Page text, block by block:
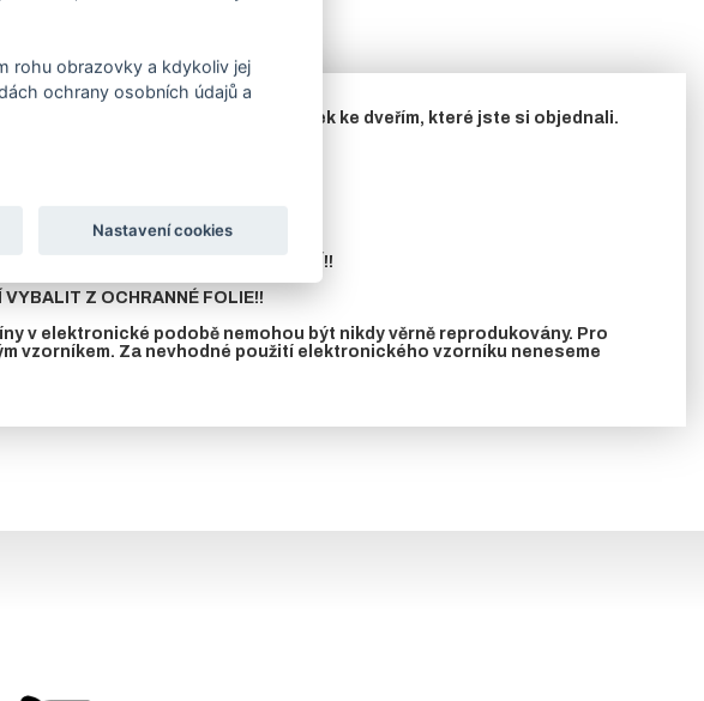
Jedná se o příplatek ke dveřím, které jste si objednali.
rámu až po nalakování.
V ZÁLOŽCE SOUVISEJÍCÍ ZBOŽÍ!!
VYBALIT Z OCHRANNÉ FOLIE!!
v elektronické podobě nemohou být nikdy věrně reprodukovány. Pro
vzorníkem. Za nevhodné použití elektronického vzorníku neneseme
rohu obrazovky a kdykoliv jej
ochrany osobních údajů a
Nastavení cookies